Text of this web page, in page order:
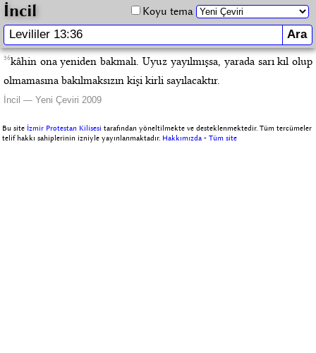
İncil Koyu tema
36kâhin ona yeniden bakmalı. Uyuz yayılmışsa, yarada sarı kıl olup
olmamasına bakılmaksızın kişi kirli sayılacaktır.
İncil — Yeni Çeviri 2009
Bu site İzmir Protestan Kilisesi tarafından yöneltilmekte ve desteklenmektedir. Tüm tercümeler
telif hakkı sahiplerinin izniyle yayınlanmaktadır. Hakkımızda -Tüm site